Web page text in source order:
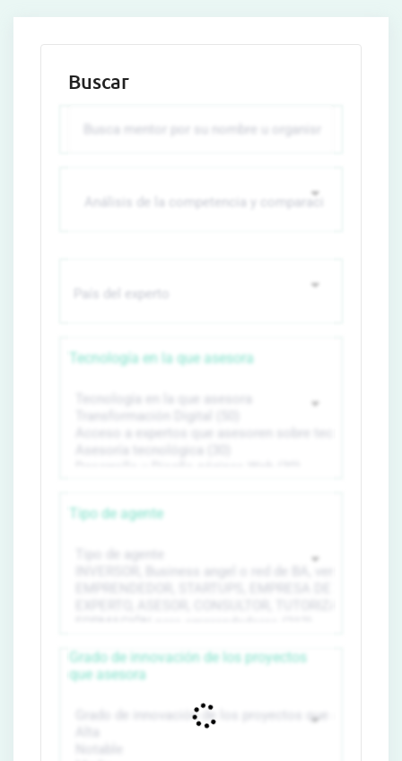
Buscar
Tecnología en la que asesora
Tipo de agente
Grado de innovación de los proyectos
que asesora